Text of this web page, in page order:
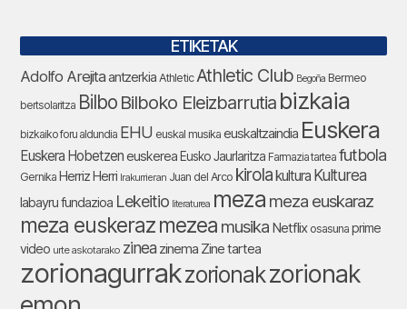
ETIKETAK
Adolfo Arejitaantzerkia Athletic Athletic Club Begoña Bermeo
bertsolaritza Bilbo Bilboko Eleizbarrutia bizkaia
bizkaiko foru aldundia EHU euskal musika euskaltzaindia Euskera
Euskera Hobetzeneuskerea Eusko Jaurlaritza Farmazia tartea futbola
Gernika Herriz Herri Irakurrieran Juan del Arco kirolakultura Kulturea
labayru fundazioa Lekeitio literaturea meza meza euskaraz
meza euskerazmezea musika Netflix osasuna prime
video urte askotarako zinea zinema Zine tartea
zorionagurrakzorionakzorionak